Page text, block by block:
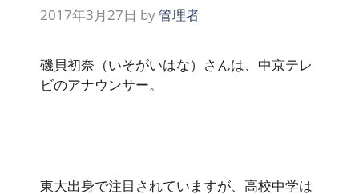
2017年3月27日 by管理者
磯貝初奈（いそがいはな）さんは、中京テレ
ビのアナウンサー。
東大出身で注目されていますが、高校中学は